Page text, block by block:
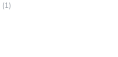
(1)